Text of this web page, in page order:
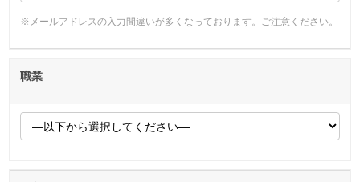
※メールアドレスの入力間違いが多くなっております。ご注意ください。
職業